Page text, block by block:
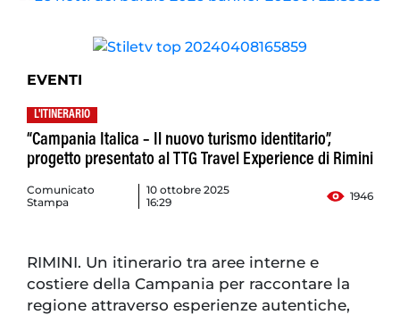
EVENTI
L'ITINERARIO
“Campania Italica – Il nuovo turismo identitario”,
progetto presentato al TTG Travel Experience di Rimini
Comunicato
Stampa
10 ottobre 2025
16:29
1946
RIMINI. Un itinerario tra aree interne e
costiere della Campania per raccontare la
regione attraverso esperienze autentiche,